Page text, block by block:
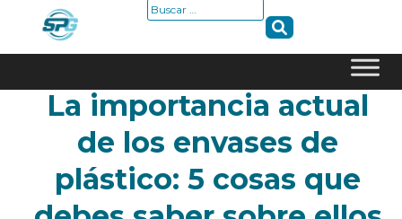
Buscar:
La importancia actual
de los envases de
plástico: 5 cosas que